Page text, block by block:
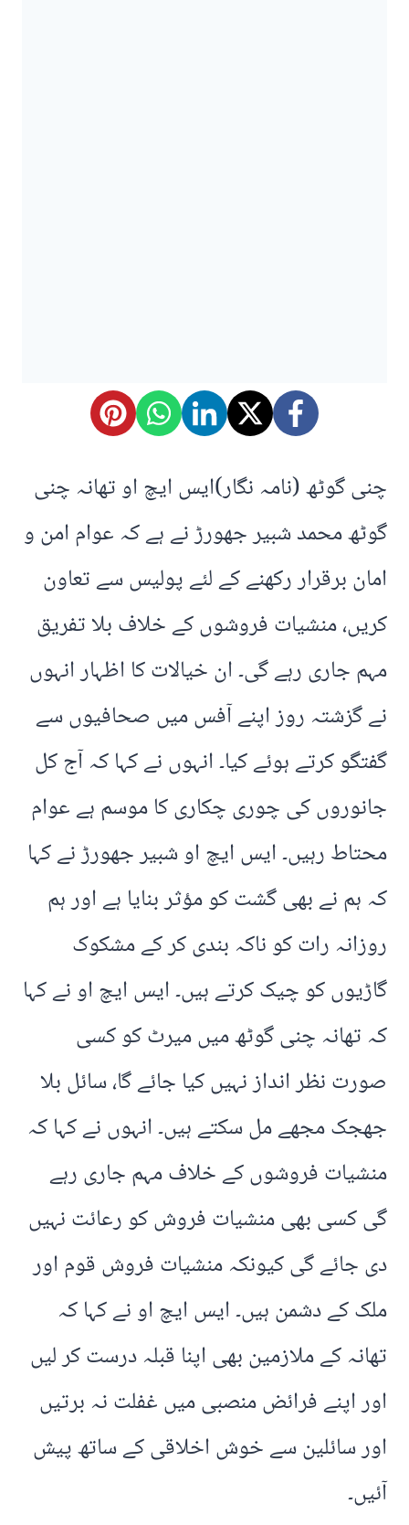
چنی گوٹھ (نامہ نگار)ایس ایچ او تھانہ چنی
گوٹھ محمد شبیر جھورڑ نے ہے کہ عوام امن و
امان برقرار رکھنے کے لئے پولیس سے تعاون
کریں، منشیات فروشوں کے خلاف بلا تفریق
مہم جاری رہے گی۔ ان خیالات کا اظہار انہوں
نے گزشتہ روز اپنے آفس میں صحافیوں سے
گفتگو کرتے ہوئے کیا۔ انہوں نے کہا کہ آج کل
جانوروں کی چوری چکاری کا موسم ہے عوام
محتاط رہیں۔ ایس ایچ او شبیر جھورڑ نے کہا
کہ ہم نے بھی گشت کو مؤثر بنایا ہے اور ہم
روزانہ رات کو ناکہ بندی کر کے مشکوک
گاڑیوں کو چیک کرتے ہیں۔ ایس ایچ او نے کہا
کہ تھانہ چنی گوٹھ میں میرٹ کو کسی
صورت نظر انداز نہیں کیا جائے گا، سائل بلا
جھجک مجھے مل سکتے ہیں۔ انہوں نے کہا کہ
منشیات فروشوں کے خلاف مہم جاری رہے
گی کسی بھی منشیات فروش کو رعائت نہیں
دی جائے گی کیونکہ منشیات فروش قوم اور
ملک کے دشمن ہیں۔ ایس ایچ او نے کہا کہ
تھانہ کے ملازمین بھی اپنا قبلہ درست کر لیں
اور اپنے فرائض منصبی میں غفلت نہ برتیں
اور سائلین سے خوش اخلاقی کے ساتھ پیش
آئیں۔